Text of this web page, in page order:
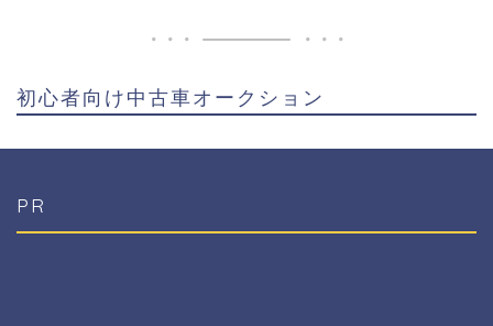
初心者向け中古車オークション
PR